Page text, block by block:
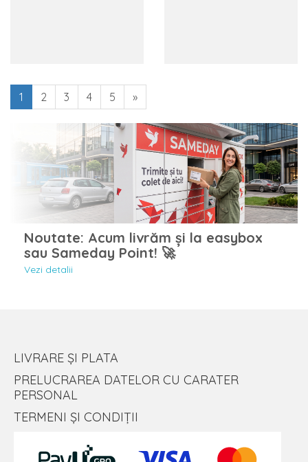
1 2 3 4 5 »
Noutate: Acum livrăm și la easybox
sau Sameday Point! 🚀
Vezi detalii
LIVRARE ȘI PLATA
PRELUCRAREA DATELOR CU CARATER
PERSONAL
TERMENI ȘI CONDIȚII